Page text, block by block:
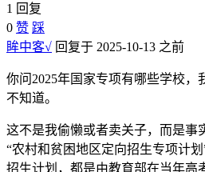
1 回复
0 赞 踩
眸中客√ 回复于 2025-10-13 之前
你问2025年国家专项有哪些学校，
不知道。
这不是我偷懒或者卖关子，而是事
“农村和贫困地区定向招生专项计
招生计划，都是由教育部在当年高